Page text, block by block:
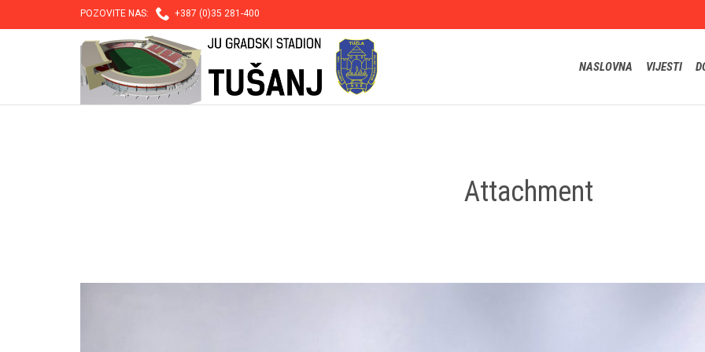
POZOVITE NAS:  +387 (0)35 281-400
NASLOVNA VIJESTI
Attachment